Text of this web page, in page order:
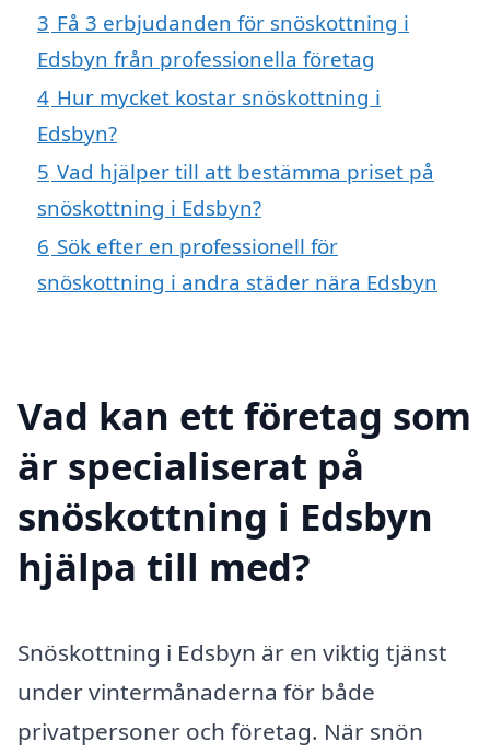
3 Få 3 erbjudanden för snöskottning i
Edsbyn från professionella företag
4 Hur mycket kostar snöskottning i
Edsbyn?
5 Vad hjälper till att bestämma priset på
snöskottning i Edsbyn?
6 Sök efter en professionell för
snöskottning i andra städer nära Edsbyn
Vad kan ett företag som
är specialiserat på
snöskottning i Edsbyn
hjälpa till med?
Snöskottning i Edsbyn är en viktig tjänst
under vintermånaderna för både
privatpersoner och företag. När snön